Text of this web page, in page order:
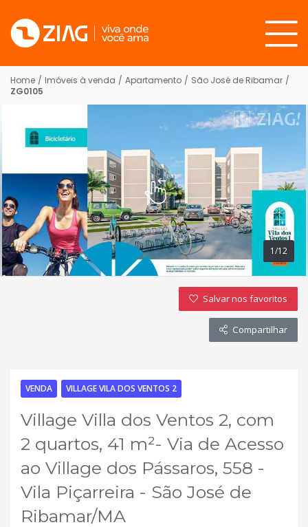
Home / Imóveis à venda / Apartamento / São José de Ribamar /
ZG0105
1/12
Salvar nos favoritos
Compartilhar
VENDA VILLAGE VILA DOS VENTOS 2
Village Villa dos Ventos 2, com
2 quartos, 41 m²- Via de Acesso
ao Village dos Pássaros, 558 -
Vila Piçarreira - São José de
Ribamar/MA